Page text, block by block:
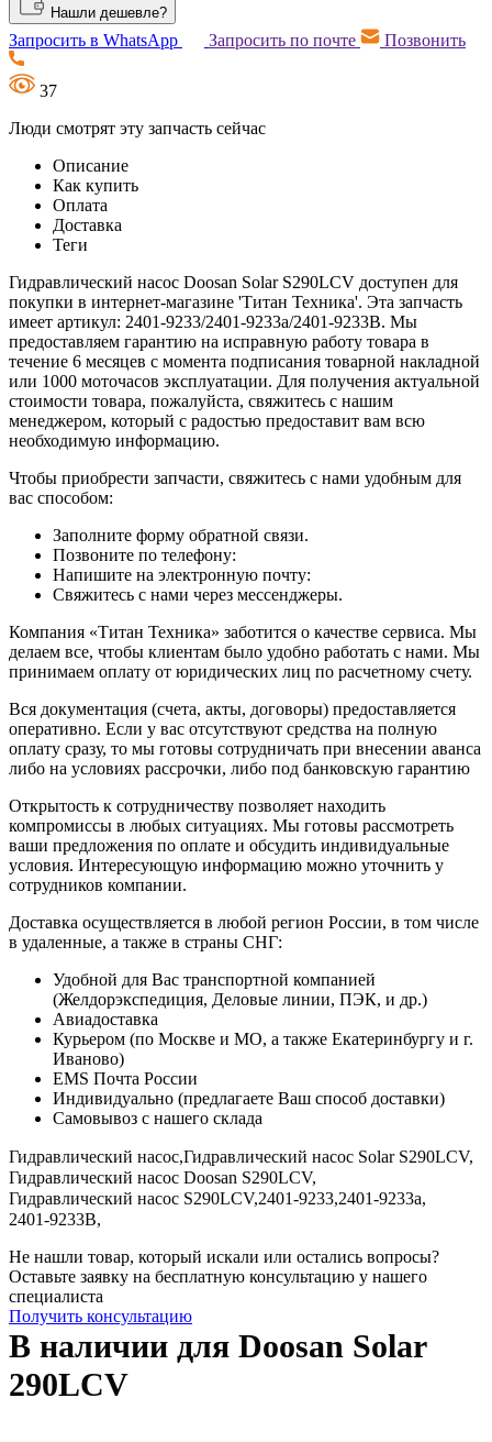
Нашли дешевле?
Запросить в WhatsApp Запросить по почте Позвонить
37
Люди смотрят эту запчасть сейчас
Описание
Как купить
Оплата
Доставка
Теги
Гидравлический насос Doosan Solar S290LCV доступен для
покупки в интернет-магазине 'Титан Техника'. Эта запчасть
имеет артикул: 2401-9233/2401-9233а/2401-9233B. Мы
предоставляем гарантию на исправную работу товара в
течение 6 месяцев с момента подписания товарной накладной
или 1000 моточасов эксплуатации. Для получения актуальной
стоимости товара, пожалуйста, свяжитесь с нашим
менеджером, который с радостью предоставит вам всю
необходимую информацию.
Чтобы приобрести запчасти, свяжитесь с нами удобным для
вас способом:
Заполните форму обратной связи.
Позвоните по телефону:
Напишите на электронную почту:
Свяжитесь с нами через мессенджеры.
Компания «Титан Техника» заботится о качестве сервиса. Мы
делаем все, чтобы клиентам было удобно работать с нами. Мы
принимаем оплату от юридических лиц по расчетному счету.
Вся документация (счета, акты, договоры) предоставляется
оперативно. Если у вас отсутствуют средства на полную
оплату сразу, то мы готовы сотрудничать при внесении аванса
либо на условиях рассрочки, либо под банковскую гарантию
Открытость к сотрудничеству позволяет находить
компромиссы в любых ситуациях. Мы готовы рассмотреть
ваши предложения по оплате и обсудить индивидуальные
условия. Интересующую информацию можно уточнить у
сотрудников компании.
Доставка осуществляется в любой регион России, в том числе
в удаленные, а также в страны СНГ:
Удобной для Вас транспортной компанией
(Желдорэкспедиция, Деловые линии, ПЭК, и др.)
Авиадоставка
Курьером (по Москве и МО, а также Екатеринбургу и г.
Иваново)
EMS Почта России
Индивидуально (предлагаете Ваш способ доставки)
Самовывоз с нашего склада
Гидравлический насос,Гидравлический насос Solar S290LCV,
Гидравлический насос Doosan S290LCV,
Гидравлический насос S290LCV,2401-9233,2401-9233а,
2401-9233B,
Не нашли товар, который искали или остались вопросы?
Оставьте заявку на бесплатную консультацию у нашего
специалиста
Получить консультацию
В наличии для Doosan Solar
290LCV